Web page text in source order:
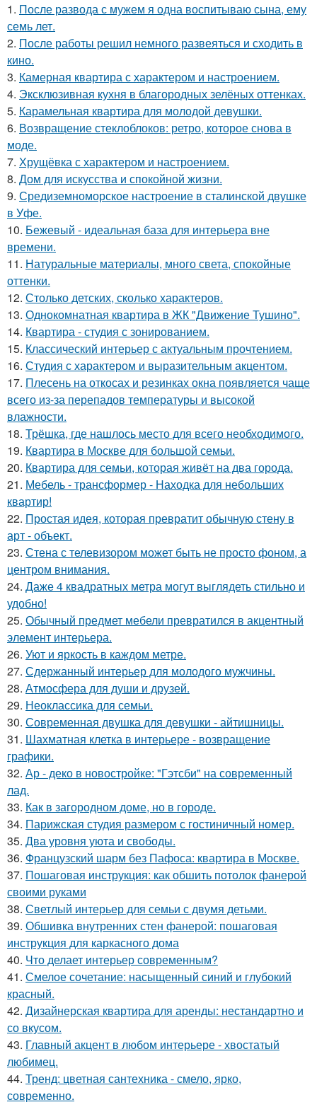
1. После развода с мужем я одна воспитываю сына, ему
семь лет.
2. После работы решил немного развеяться и сходить в
кино.
3. Камерная квартира с характером и настроением.
4. Эксклюзивная кухня в благородных зелёных оттенках.
5. Карамельная квартира для молодой девушки.
6. Возвращение стеклоблоков: ретро, которое снова в
моде.
7. Хрущёвка с характером и настроением.
8. Дом для искусства и спокойной жизни.
9. Средиземноморское настроение в сталинской двушке
в Уфе.
10. Бежевый - идеальная база для интерьера вне
времени.
11. Натуральные материалы, много света, спокойные
оттенки.
12. Столько детских, сколько характеров.
13. Однокомнатная квартира в ЖК "Движение Тушино".
14. Квартира - студия с зонированием.
15. Классический интерьер с актуальным прочтением.
16. Студия с характером и выразительным акцентом.
17. Плесень на откосах и резинках окна появляется чаще
всего из-за перепадов температуры и высокой
влажности.
18. Трёшка, где нашлось место для всего необходимого.
19. Квартира в Москве для большой семьи.
20. Квартира для семьи, которая живёт на два города.
21. Мебель - трансформер - Находка для небольших
квартир!
22. Простая идея, которая превратит обычную стену в
арт - объект.
23. Стена с телевизором может быть не просто фоном, а
центром внимания.
24. Даже 4 квадратных метра могут выглядеть стильно и
удобно!
25. Обычный предмет мебели превратился в акцентный
элемент интерьера.
26. Уют и яркость в каждом метре.
27. Сдержанный интерьер для молодого мужчины.
28. Атмосфера для души и друзей.
29. Неоклассика для семьи.
30. Современная двушка для девушки - айтишницы.
31. Шахматная клетка в интерьере - возвращение
графики.
32. Ар - деко в новостройке: "Гэтсби" на современный
лад.
33. Как в загородном доме, но в городе.
34. Парижская студия размером с гостиничный номер.
35. Два уровня уюта и свободы.
36. Французский шарм без Пафоса: квартира в Москве.
37. Пошаговая инструкция: как обшить потолок фанерой
своими руками
38. Светлый интерьер для семьи с двумя детьми.
39. Обшивка внутренних стен фанерой: пошаговая
инструкция для каркасного дома
40. Что делает интерьер современным?
41. Смелое сочетание: насыщенный синий и глубокий
красный.
42. Дизайнерская квартира для аренды: нестандартно и
со вкусом.
43. Главный акцент в любом интерьере - хвостатый
любимец.
44. Тренд: цветная сантехника - смело, ярко,
современно.